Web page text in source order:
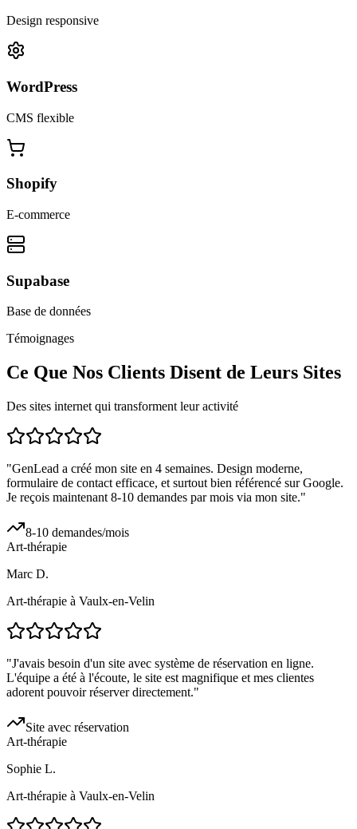
Design responsive
WordPress
CMS flexible
Shopify
E-commerce
Supabase
Base de données
Témoignages
Ce Que Nos Clients Disent de Leurs Sites
Des sites internet qui transforment leur activité
"GenLead a créé mon site en 4 semaines. Design moderne,
formulaire de contact efficace, et surtout bien référencé sur Google.
Je reçois maintenant 8-10 demandes par mois via mon site."
8-10 demandes/mois
Art-thérapie
Marc D.
Art-thérapie à Vaulx-en-Velin
"J'avais besoin d'un site avec système de réservation en ligne.
L'équipe a été à l'écoute, le site est magnifique et mes clientes
adorent pouvoir réserver directement."
Site avec réservation
Art-thérapie
Sophie L.
Art-thérapie à Vaulx-en-Velin